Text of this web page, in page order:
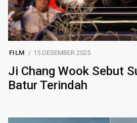
FILM 15 DESEMBER 2025
Ji Chang Wook Sebut
Batur Terindah